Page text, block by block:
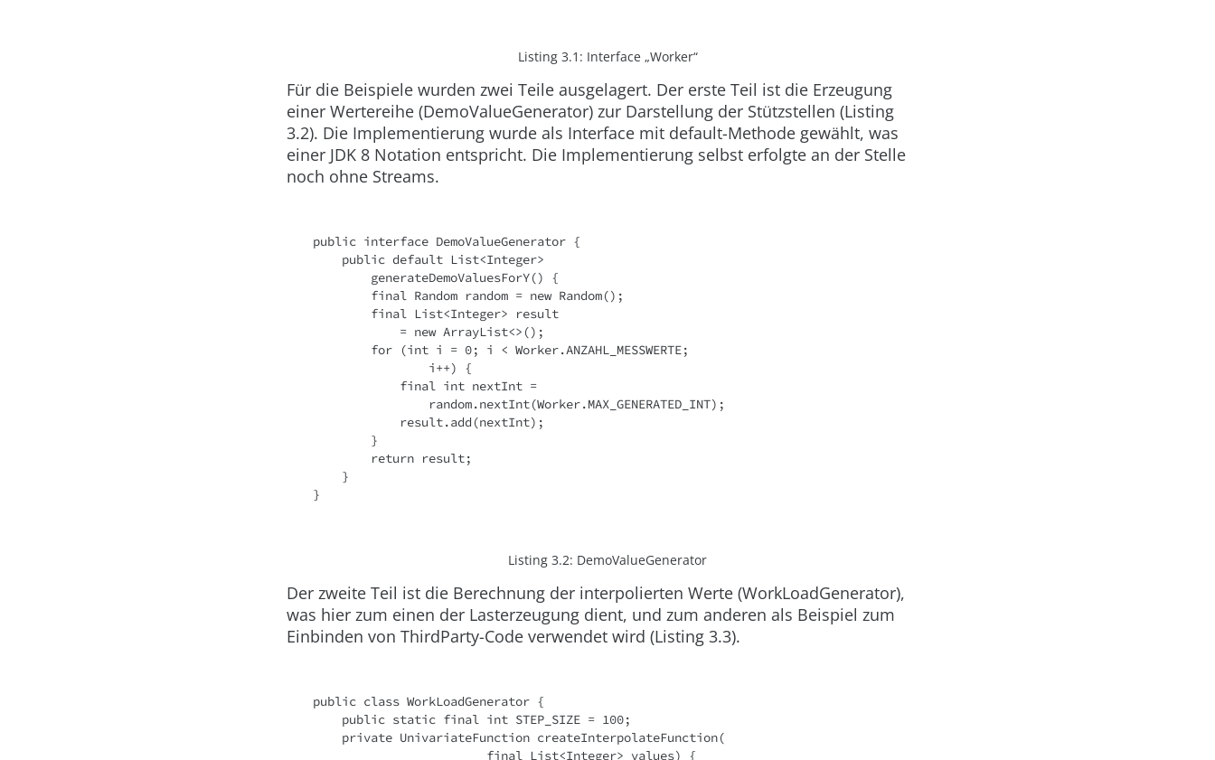
Listing 3.1: Interface „Worker“
Für die Beispiele wurden zwei Teile ausgelagert. Der erste Teil ist die Erzeugung
einer Wertereihe (DemoValueGenerator) zur Darstellung der Stützstellen (Listing
3.2). Die Implementierung wurde als Interface mit default-Methode gewählt, was
einer JDK 8 Notation entspricht. Die Implementierung selbst erfolgte an der Stelle
noch ohne Streams.
public interface DemoValueGenerator {
    public default List<Integer>
        generateDemoValuesForY() {
        final Random random = new Random();
        final List<Integer> result
            = new ArrayList<>();
        for (int i = 0; i < Worker.ANZAHL_MESSWERTE;
                i++) {
            final int nextInt =
                random.nextInt(Worker.MAX_GENERATED_INT);
            result.add(nextInt);
        }
        return result;
    }
}
Listing 3.2: DemoValueGenerator
Der zweite Teil ist die Berechnung der interpolierten Werte (WorkLoadGenerator),
was hier zum einen der Lasterzeugung dient, und zum anderen als Beispiel zum
Einbinden von ThirdParty-Code verwendet wird (Listing 3.3).
public class WorkLoadGenerator {
    public static final int STEP_SIZE = 100;
    private UnivariateFunction createInterpolateFunction(
                        final List<Integer> values) {